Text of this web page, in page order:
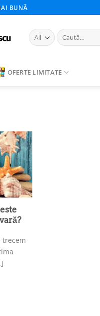
BUNĂ
Caută
după:
OFERTE LIMITATE
trecem